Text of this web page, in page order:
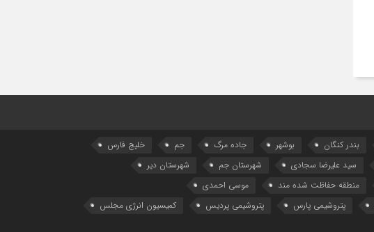
بندر کنگان بوشهر جاده مرگ جم
خلیج فارس
سید علیرضا سجادی شهرستان جم
شهرستان دیر
منطقه حفاظت شده مند
موسی احمدی
پتروشیمی پارس پتروشیمی پردیس
کمیسیون انرژی مجلس